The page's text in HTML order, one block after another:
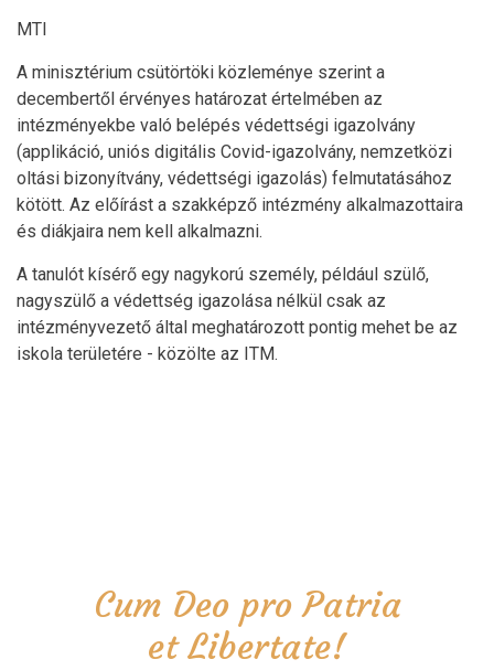
MTI
A minisztérium csütörtöki közleménye szerint a
decembertől érvényes határozat értelmében az
intézményekbe való belépés védettségi igazolvány
(applikáció, uniós digitális Covid-igazolvány, nemzetközi
oltási bizonyítvány, védettségi igazolás) felmutatásához
kötött. Az előírást a szakképző intézmény alkalmazottaira
és diákjaira nem kell alkalmazni.
A tanulót kísérő egy nagykorú személy, például szülő,
nagyszülő a védettség igazolása nélkül csak az
intézményvezető által meghatározott pontig mehet be az
iskola területére - közölte az ITM.
Cum Deo pro Patria
et Libertate!